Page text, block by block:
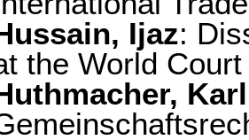
Ijaz:
the World Court